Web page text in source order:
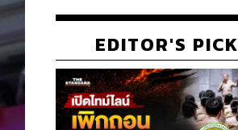
EDITOR'S PICK